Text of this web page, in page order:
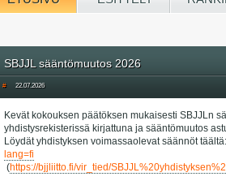
SBJJL sääntömuutos 2026
# 22.07.2026
Kevät kokouksen päätöksen mukaisesti SBJJLn
yhdistysrekisterissä kirjattuna ja sääntömuutos
Löydät yhdistyksen voimassaolevat säännöt täältä:
lang=fi
(https://bjjliitto.fi/vir_tied/